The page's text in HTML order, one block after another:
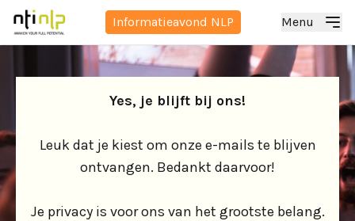
Informatieavond NLP Menu
Yes, je blijft bij ons!
Leuk dat je kiest om onze e-mails te blijven
ontvangen. Bedankt daarvoor!
Je privacy is voor ons van het grootste belang.